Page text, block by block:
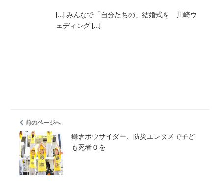
[…] みんなで「自分たちの」結婚式を 川崎ウ
ェディング […]
前のページへ
鎌倉ボウサイダー、防災エンタメで子ど
も死者０を